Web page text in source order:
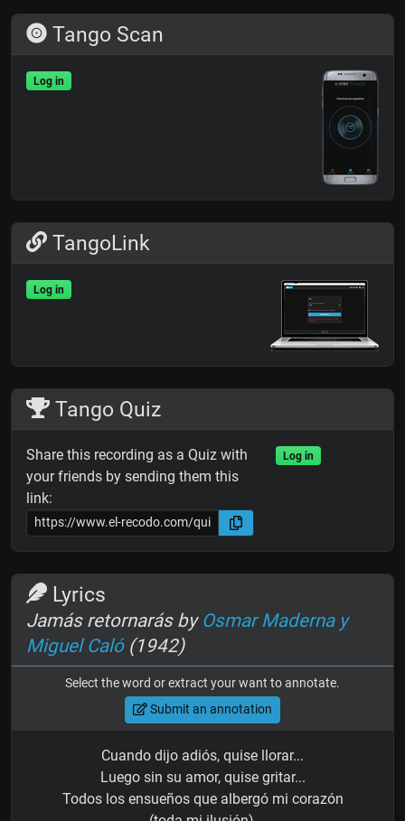
Tango Scan
Log in
TangoLink
Log in
Tango Quiz
Share this recording as a Quiz with
your friends by sending them this
link:
Log in
Lyrics
Jamás retornarás by Osmar Maderna y
Miguel Caló(1942)
Select the word or extract your want to annotate.
Submit an annotation
Cuando dijo adiós, quise llorar...
Luego sin su amor, quise gritar...
Todos los ensueños que albergó mi corazón